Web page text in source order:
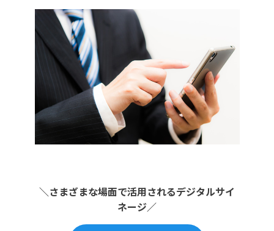
＼さまざまな場面で活用されるデジタルサイ
ネージ／